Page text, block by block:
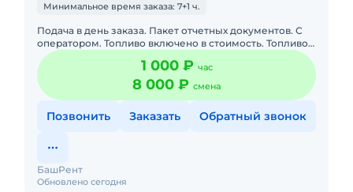
Минимальное время заказа: 7+1 ч.
Подача в день заказа. Пакет отчетных документов. С
оператором. Топливо включено в стоимость. Топливо
оплачивается отдельно. Долгосрочная аренда.
Краткосрочная а
1 000 ₽ час
8 000 ₽ смена
Позвонить Заказать Обратный звонок
Обновлено сегодня
БашРент